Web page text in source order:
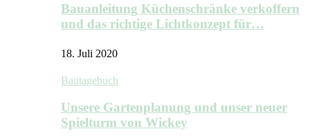
Bauanleitung Küchenschränke verkoffern
und das richtige Lichtkonzept für…
18. Juli 2020
Bautagebuch
Unsere Gartenplanung und unser neuer
Spielturm von Wickey